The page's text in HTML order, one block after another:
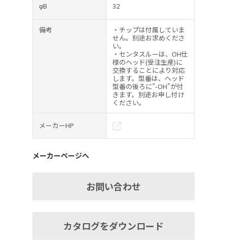
φB 32
備考
・チップは付属していま
せん。別途お求めくださ
い。
・センタスルーは、OH仕
様のヘッド(受注生産)に
交換することにより対応
します。型番は、ヘッド
型番の後ろに”-OH”が付
きます。別途お申し付け
ください。
メーカーHP
メーカーページへ
お問い合わせ
カタログをダウンロード